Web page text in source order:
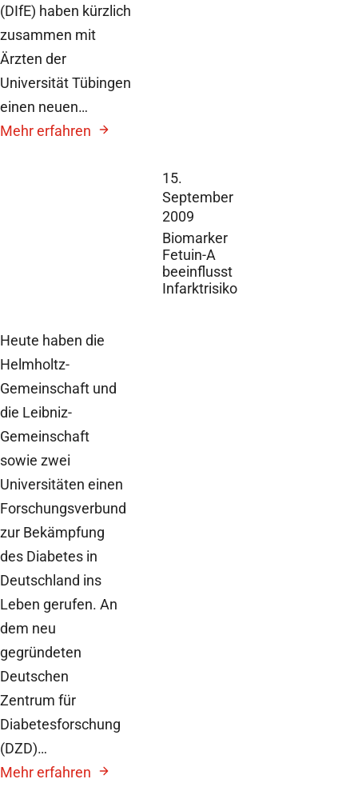
15.
September
2009
Biomarker
Fetuin-A
beeinflusst
Infarktrisiko
(DIfE) haben kürzlich
zusammen mit
Ärzten der
Universität Tübingen
einen neuen…
Mehr erfahren
Heute haben die
Helmholtz-
Gemeinschaft und
die Leibniz-
Gemeinschaft
sowie zwei
Universitäten einen
Forschungsverbund
zur Bekämpfung
des Diabetes in
Deutschland ins
Leben gerufen. An
dem neu
gegründeten
Deutschen
Zentrum für
Diabetesforschung
(DZD)…
Mehr erfahren